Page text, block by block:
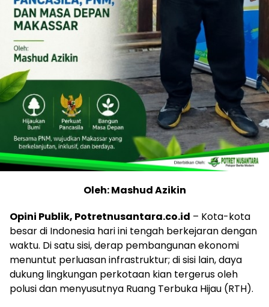
Oleh: Mashud Azikin
Opini Publik, Potretnusantara.co.id – Kota-kota
besar di Indonesia hari ini tengah berkejaran dengan
waktu. Di satu sisi, derap pembangunan ekonomi
menuntut perluasan infrastruktur; di sisi lain, daya
dukung lingkungan perkotaan kian tergerus oleh
polusi dan menyusutnya Ruang Terbuka Hijau (RTH).